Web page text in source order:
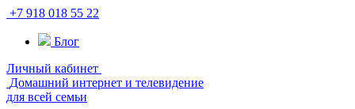
+7 918 018 55 22
Блог
Личный кабинет
Домашний интернет и телевидение
для всей семьи